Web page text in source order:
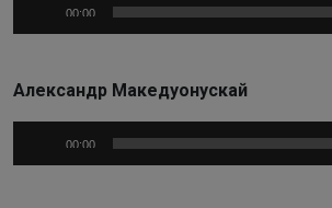
00:00
Александр Македуонускай
00:00